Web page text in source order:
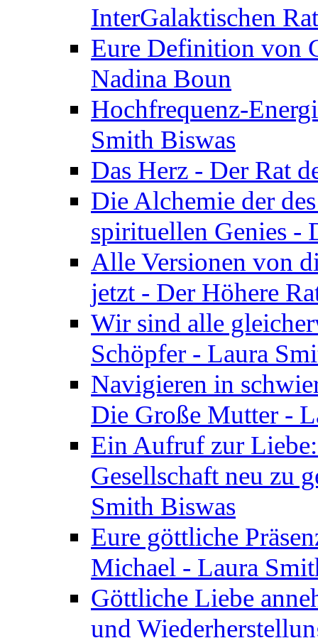
InterGalaktischen
Eure Definition von
Nadina Boun
Hochfrequenz-
Smith Biswas
Das Herz - Der Rat
Die Alchemie der
spirituellen Genies -
Alle Versionen von
jetzt - Der Höhere
Wir sind alle
Schöpfer - Laura
Navigieren in
Die Große Mutter -
Ein Aufruf zur
Gesellschaft neu zu
Smith Biswas
Eure göttliche
Michael - Laura
Göttliche Liebe
und